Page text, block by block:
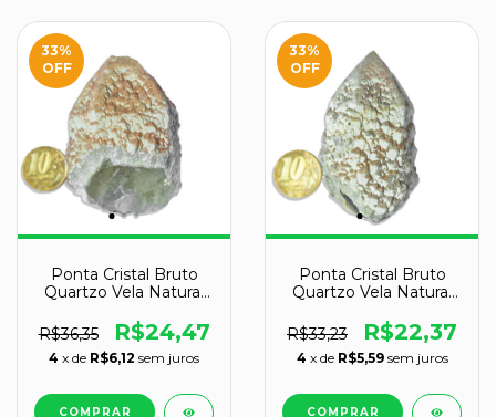
33%
OFF
Ponta Cristal Bruto
Quartzo Vela Natural
123 g
R$36,35 R$24,47
4 x de R$6,12 sem juros
33%
OFF
Ponta Cristal Bruto
Quartzo Vela Natural
105 g
R$33,23 R$22,37
4 x de R$5,59 sem juros